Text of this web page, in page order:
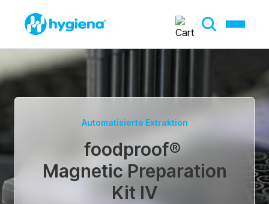
Automatisierte Extraktion
foodproof®
Magnetic Preparation
Kit IV